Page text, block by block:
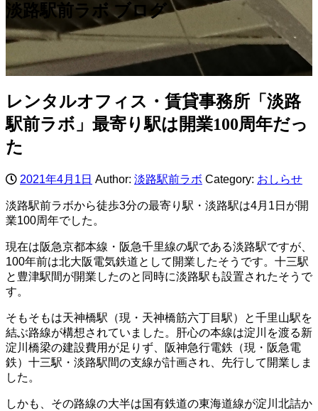
淡路駅前ラボ ブログ
レンタルオフィス・賃貸事務所「淡路
駅前ラボ」最寄り駅は開業100周年だっ
た
2021年4月1日 Author: 淡路駅前ラボ Category: おしらせ
淡路駅前ラボから徒歩3分の最寄り駅・淡路駅は4月1日が開
業100周年でした。
現在は阪急京都本線・阪急千里線の駅である淡路駅ですが、
100年前は北大阪電気鉄道として開業したそうです。十三駅
と豊津駅間が開業したのと同時に淡路駅も設置されたそうで
す。
そもそもは天神橋駅（現・天神橋筋六丁目駅）と千里山駅を
結ぶ路線が構想されていました。肝心の本線は淀川を渡る新
淀川橋梁の建設費用が足りず、阪神急行電鉄（現・阪急電
鉄）十三駅・淡路駅間の支線が計画され、先行して開業しま
した。
しかも、その路線の大半は国有鉄道の東海道線が淀川北詰か